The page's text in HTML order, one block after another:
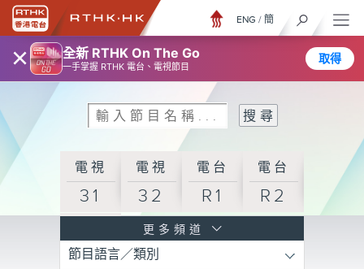
× 全新 RTHK On The Go
一手掌握 RTHK 電台、電視節目
取得
ENG / 簡
電視
31
電視
32
電台
R1
電台
R2
R3
更多頻道
節目語言／類別